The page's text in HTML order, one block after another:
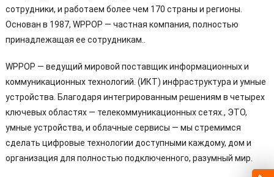
сотрудники, и работаем более чем 170 страны и регионы.
Основан в 1987, WPPOP — частная компания, полностью
принадлежащая ее сотрудникам..
WPPOP — ведущий мировой поставщик информационных и
коммуникационных технологий. (ИКТ) инфраструктура и умные
устройства. Благодаря интегрированным решениям в четырех
ключевых областях — телекоммуникационных сетях., ЭТО,
умные устройства, и облачные сервисы — мы стремимся
сделать цифровые технологии доступными каждому, дом и
организация для полностью подключенного, разумный мир.